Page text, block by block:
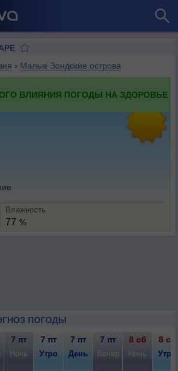
› Малые Зондские острова
ВЛИЯНИЯ ПОГОДЫ НА ЗДОРОВЬЕ
Влажность
77 %
ПОГОДЫ
7 пт 7 пт 7 пт 7 пт 8 сб 8 сб
Ночь Утро День Вечер Ночь Утро